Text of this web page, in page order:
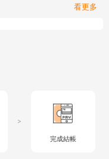
看更多
>
完成結帳